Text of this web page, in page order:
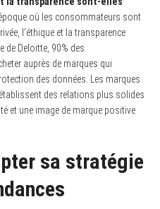
où les consommateurs sont
l’éthique et la transparence
de Deloitte, 90% des
auprès de marques qui
des données. Les marques
des relations plus solides
et une image de marque positive
sa stratégie